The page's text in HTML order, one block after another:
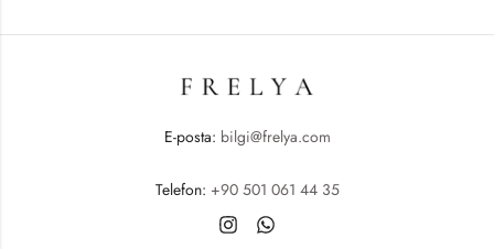
E-posta: bilgi@frelya.com
Telefon: +90 501 061 44 35